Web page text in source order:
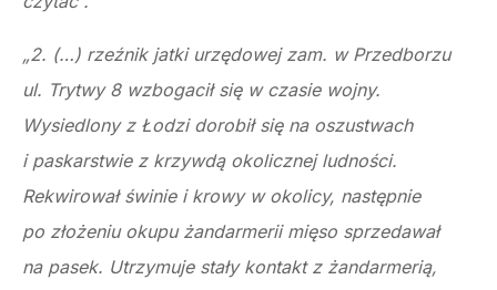
„2. (…) rzeźnik jatki urzędowej zam. w Przedborzu
ul. Trytwy 8 wzbogacił się w czasie wojny.
Wysiedlony z Łodzi dorobił się na oszustwach
i paskarstwie z krzywdą okolicznej ludności.
Rekwirował świnie i krowy w okolicy, następnie
po złożeniu okupu żandarmerii mięso sprzedawał
na pasek. Utrzymuje stały kontakt z żandarmerią,